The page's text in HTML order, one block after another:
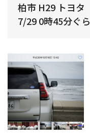
柏市 H29 トヨ
7/29 0時45分ぐ